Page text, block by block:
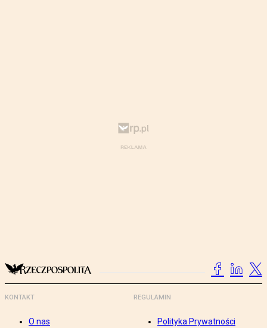
KONTAKT
O nas
REGULAMIN
Polityka Prywatności